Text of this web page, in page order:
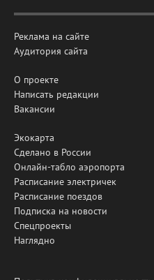
Реклама на сайте
Аудитория сайта
О проекте
Написать редакции
Вакансии
Экокарта
Сделано в России
Онлайн-табло аэропорта
Расписание электричек
Расписание поездов
Подписка на новости
Спецпроекты
Наглядно